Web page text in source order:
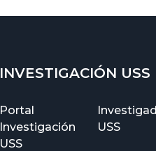
INVESTIGACIÓN USS
Portal
Investigación
USS
USS